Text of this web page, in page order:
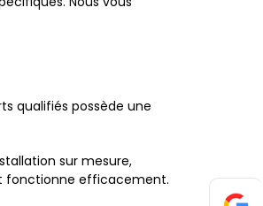
qualifiés possède une
sur mesure,
fonctionne efficacement.